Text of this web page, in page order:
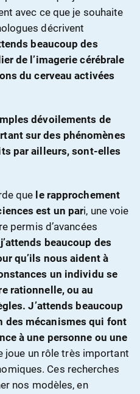
avec ce que je souhaite
décrivent
beaucoup des
de l’imagerie cérébrale
du cerveau activées
dévoilements de
sur des phénomènes
par ailleurs, sont-elles
que le rapprochement
est un pari, une voie
permis d’avancées
j’attends beaucoup des
qu’ils nous aident à
un individu se
rationnelle, ou au
J’attends beaucoup
des mécanismes qui font
à une personne ou une
joue un rôle très important
Ces recherches
nos modèles, en